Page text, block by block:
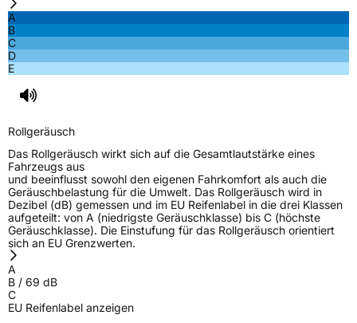
Rollgeräusch (Klasse)
EPREL ID 2164017
Allgemeine Produktsicherheit (GPSR)
HerstellerkontaktHankook Tire Europe GmbH, Siemensstr. 14
D-63263 Neu-Isenburg Deutschland,
technik@hankookreifen.de
A
B
C
D
E
Rollgeräusch
Das Rollgeräusch wirkt sich auf die Gesamtlautstärke eines
Fahrzeugs aus
und beeinflusst sowohl den eigenen Fahrkomfort als auch die
Geräuschbelastung für die Umwelt. Das Rollgeräusch wird in
Dezibel (dB) gemessen und im EU Reifenlabel in die drei Klassen
aufgeteilt: von A (niedrigste Geräuschklasse) bis C (höchste
Geräuschklasse). Die Einstufung für das Rollgeräusch orientiert
sich an EU Grenzwerten.
A
B / 69 dB
C
EU Reifenlabel anzeigen